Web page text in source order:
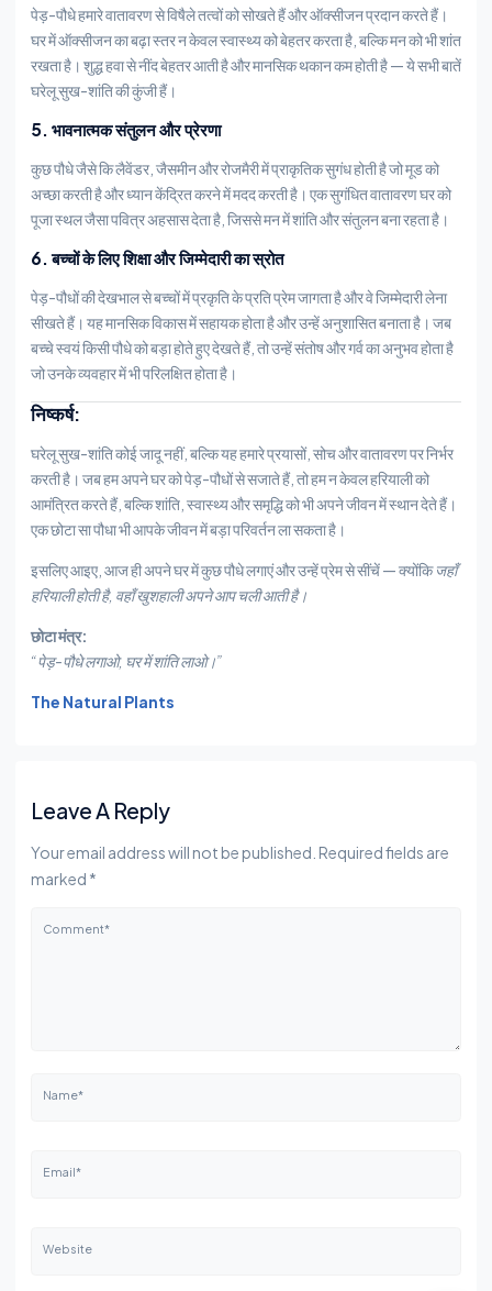
पेड़-पौधे हमारे वातावरण से विषैले तत्वों को सोखते हैं और ऑक्सीजन प्रदान करते हैं।
घर में ऑक्सीजन का बढ़ा स्तर न केवल स्वास्थ्य को बेहतर करता है, बल्कि मन को भी शांत
रखता है। शुद्ध हवा से नींद बेहतर आती है और मानसिक थकान कम होती है — ये सभी बातें
घरेलू सुख-शांति की कुंजी हैं।
5. भावनात्मक संतुलन और प्रेरणा
कुछ पौधे जैसे कि लैवेंडर, जैसमीन और रोजमैरी में प्राकृतिक सुगंध होती है जो मूड को
अच्छा करती है और ध्यान केंद्रित करने में मदद करती है। एक सुगंधित वातावरण घर को
पूजा स्थल जैसा पवित्र अहसास देता है, जिससे मन में शांति और संतुलन बना रहता है।
6. बच्चों के लिए शिक्षा और जिम्मेदारी का स्रोत
पेड़-पौधों की देखभाल से बच्चों में प्रकृति के प्रति प्रेम जागता है और वे जिम्मेदारी लेना
सीखते हैं। यह मानसिक विकास में सहायक होता है और उन्हें अनुशासित बनाता है। जब
बच्चे स्वयं किसी पौधे को बड़ा होते हुए देखते हैं, तो उन्हें संतोष और गर्व का अनुभव होता है
जो उनके व्यवहार में भी परिलक्षित होता है।
निष्कर्ष:
घरेलू सुख-शांति कोई जादू नहीं, बल्कि यह हमारे प्रयासों, सोच और वातावरण पर निर्भर
करती है। जब हम अपने घर को पेड़-पौधों से सजाते हैं, तो हम न केवल हरियाली को
आमंत्रित करते हैं, बल्कि शांति, स्वास्थ्य और समृद्धि को भी अपने जीवन में स्थान देते हैं।
एक छोटा सा पौधा भी आपके जीवन में बड़ा परिवर्तन ला सकता है।
इसलिए आइए, आज ही अपने घर में कुछ पौधे लगाएं और उन्हें प्रेम से सींचें — क्योंकिजहाँ
हरियाली होती है, वहाँ खुशहाली अपने आप चली आती है।
छोटा मंत्र:
“पेड़-पौधे लगाओ, घर में शांति लाओ।”
The Natural Plants
Leave A Reply
Your email address will not be published. Required fields are
marked *
Comment*
Name*
Email*
Website